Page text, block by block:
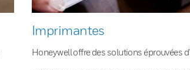
Imprimantes
Honeywell offre des solutions éprouvées